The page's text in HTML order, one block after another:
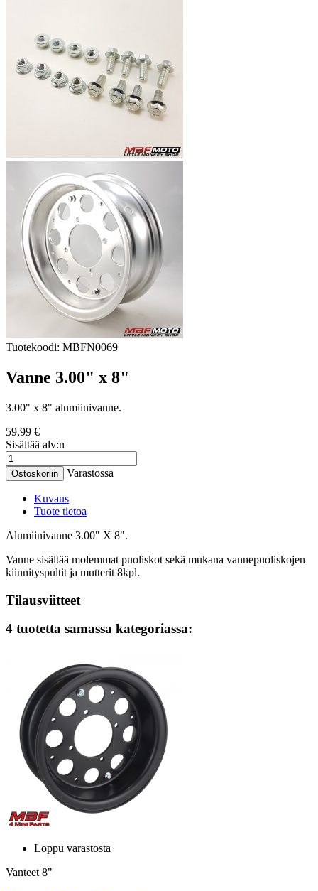
Tuotekoodi: MBFN0069
Vanne 3.00" x 8"
3.00" x 8" alumiinivanne.
59,99 €
Sisältää alv:n
Ostoskoriin Varastossa
Kuvaus
Tuote tietoa
Alumiinivanne 3.00" X 8".
Vanne sisältää molemmat puoliskot sekä mukana vannepuoliskojen
kiinnityspultit ja mutterit 8kpl.
Tilausviitteet
4 tuotetta samassa kategoriassa:
Loppu varastosta
Vanteet 8"